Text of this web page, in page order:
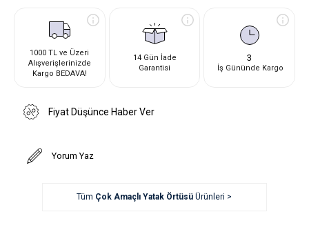
1000 TL ve Üzeri
Alışverişlerinizde
Kargo BEDAVA!
14 Gün İade
Garantisi
3
İş Gününde Kargo
Fiyat Düşünce Haber Ver
Yorum Yaz
Tüm Çok Amaçlı Yatak Örtüsü Ürünleri >